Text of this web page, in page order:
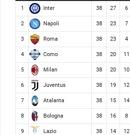
1 Inter 38 27 6
2 Napoli 38 23 7
3 Roma 38 23 4
4 Como 38 20 11
5 Milan 38 20 10
6 Juventus 38 19 12
7 Atalanta 38 15 14
8 Bologna 38 16 8
9 Lazio 38 14 12